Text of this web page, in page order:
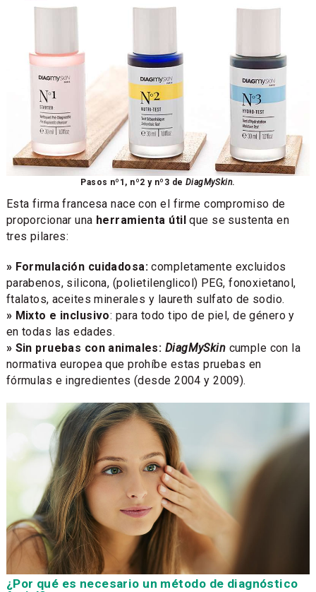
Pasos nº1, nº2 y nº3 de DiagMySkin.
Esta firma francesa nace con el firme compromiso de
proporcionar una herramienta útilque se sustenta en
tres pilares:
» Formulación cuidadosa: completamente excluidos
parabenos, silicona, (polietilenglicol) PEG, fonoxietanol,
ftalatos, aceites minerales y laureth sulfato de sodio.
» Mixto e inclusivo: para todo tipo de piel, de género y
en todas las edades.
» Sin pruebas con animales: DiagMySkin cumple con la
normativa europea que prohíbe estas pruebas en
fórmulas e ingredientes (desde 2004 y 2009).
¿Por qué es necesario un método de diagnóstico